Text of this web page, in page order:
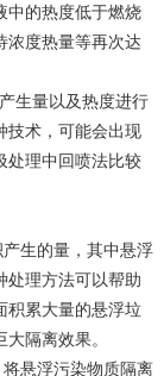
中的热度低于燃烧
浓度热量等再次达
生量以及热度进行
技术，可能会出现
处理中回喷法比较
生的量，其中悬浮
处理方法可以帮助
积累大量的悬浮垃
隔离效果。
悬浮污染物质隔离